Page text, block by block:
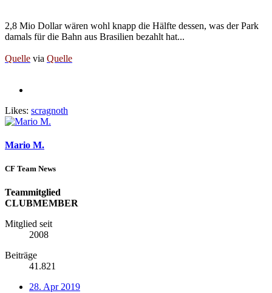
2,8 Mio Dollar wären wohl knapp die Hälfte dessen, was der Park
damals für die Bahn aus Brasilien bezahlt hat...
Quelle via Quelle
Likes: scragnoth
Mario M.
CF Team News
Teammitglied
CLUBMEMBER
Mitglied seit
2008
Beiträge
41.821
28. Apr 2019